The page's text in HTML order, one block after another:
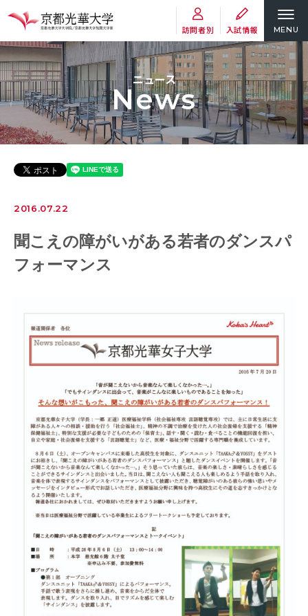
訪問者別 入試情報 MENU
ニュース
News
2016.07.22
聞こえの障がいがある若者のダンスパ
フォーマンス